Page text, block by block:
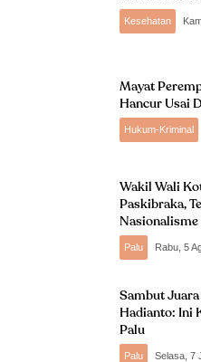
Kesehatan
Mayat
Hancur Usai
Hukum-Kriminal
Wakil Wali
Paskibraka,
Nasionalisme
Palu Rabu, 5
Sambut
Hadianto: Ini
Palu
Palu Selasa, 7